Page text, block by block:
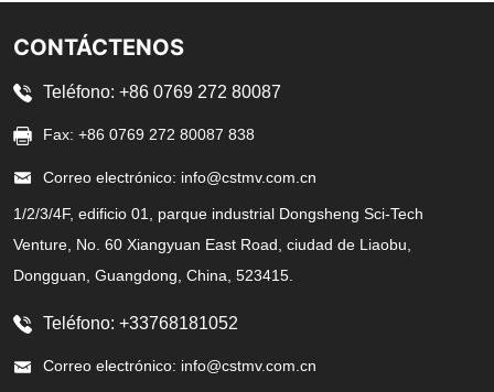
CONTÁCTENOS
Teléfono: +86 0769 272 80087
Fax: +86 0769 272 80087 838
Correo electrónico: info@cstmv.com.cn
1/2/3/4F, edificio 01, parque industrial Dongsheng Sci-Tech
Venture, No. 60 Xiangyuan East Road, ciudad de Liaobu,
Dongguan, Guangdong, China, 523415.
Teléfono: +33768181052
Correo electrónico: info@cstmv.com.cn